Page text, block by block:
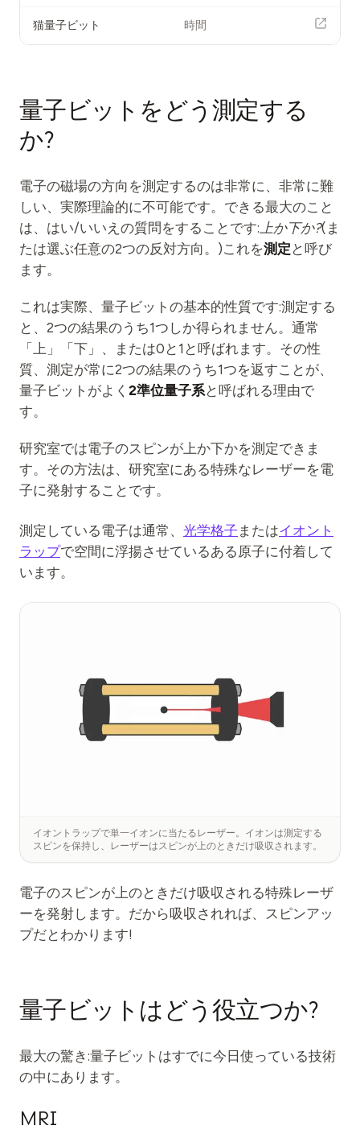
猫量子ビット 時間
量子ビットをどう測定する
か?
電子の磁場の方向を測定するのは非常に、非常に難
しい、実際理論的に不可能です。できる最大のこと
は、はい/いいえの質問をすることです: 上か下か?(ま
たは選ぶ任意の2つの反対方向。)これを測定 と呼び
ます。
これは実際、量子ビットの基本的性質です:測定する
と、2つの結果のうち1つしか得られません。通常
「上」「下」、または0と1と呼ばれます。その性
質、測定が常に2つの結果のうち1つを返すことが、
量子ビットがよく 2準位量子系と呼ばれる理由で
す。
研究室では電子のスピンが上か下かを測定できま
す。その方法は、研究室にある特殊なレーザーを電
子に発射することです。
測定している電子は通常、 光学格子 またはイオント
ラップで空間に浮揚させているある原子に付着して
います。
イオントラップで単一イオンに当たるレーザー。イオンは測定する
スピンを保持し、レーザーはスピンが上のときだけ吸収されます。
電子のスピンが上のときだけ吸収される特殊レーザ
ーを発射します。だから吸収されれば、スピンアッ
プだとわかります!
量子ビットはどう役立つか?
最大の驚き:量子ビットはすでに今日使っている技術
の中にあります。
MRI